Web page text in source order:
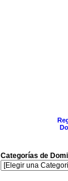
Categorías de